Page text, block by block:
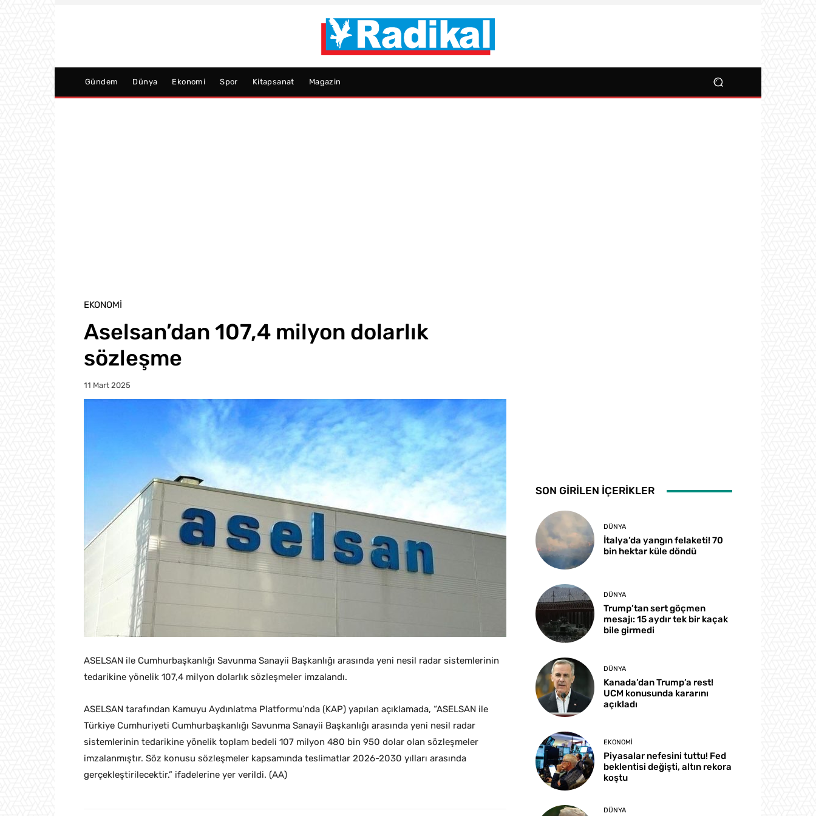
Gündem Dünya Ekonomi Spor Kitapsanat Magazin
EKONOMI
Aselsan’dan 107,4 milyon dolarlık
sözleşme
11 Mart 2025
ASELSAN ile Cumhurbaşkanlığı Savunma Sanayii Başkanlığı arasında yeni nesil radar sistemlerinin
tedarikine yönelik 107,4 milyon dolarlık sözleşmeler imzalandı.
ASELSAN tarafından Kamuyu Aydınlatma Platformu’nda (KAP) yapılan açıklamada, “ASELSAN ile
Türkiye Cumhuriyeti Cumhurbaşkanlığı Savunma Sanayii Başkanlığı arasında yeni nesil radar
sistemlerinin tedarikine yönelik toplam bedeli 107 milyon 480 bin 950 dolar olan sözleşmeler
imzalanmıştır. Söz konusu sözleşmeler kapsamında teslimatlar 2026-2030 yılları arasında
gerçekleştirilecektir.” ifadelerine yer verildi. (AA)
SON GİRİLEN İÇERİKLER
DÜNYA
İtalya’da yangın felaketi! 70
bin hektar küle döndü
DÜNYA
Trump’tan sert göçmen
mesajı: 15 aydır tek bir kaçak
bile girmedi
DÜNYA
Kanada’dan Trump’a rest!
UCM konusunda kararını
açıkladı
EKONOMI
Piyasalar nefesini tuttu! Fed
beklentisi değişti, altın rekora
koştu
DÜNYA